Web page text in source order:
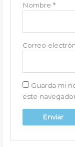
Nombre *
Correo
Guarda mi
este